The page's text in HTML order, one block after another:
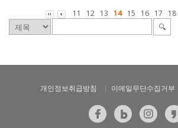
11 12 13 14 15 16 17 18
개인정보취급방침 이메일무단수집거부